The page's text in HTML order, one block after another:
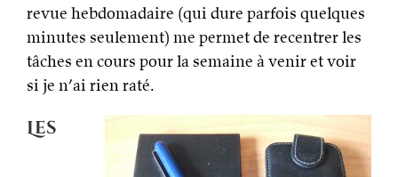
revue hebdomadaire (qui dure parfois quelques
minutes seulement) me permet de recentrer les
tâches en cours pour la semaine à venir et voir
si je n’ai rien raté.
Les